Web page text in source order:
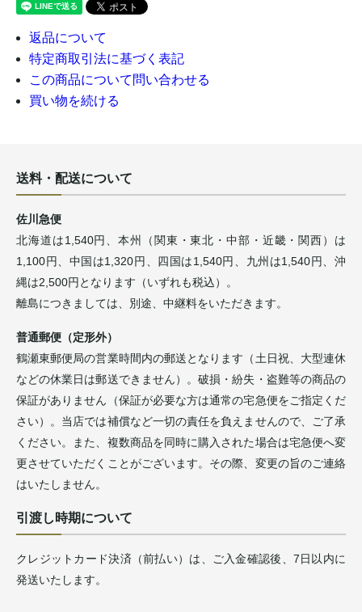
返品について
特定商取引法に基づく表記
この商品について問い合わせる
買い物を続ける
送料・配送について
佐川急便
北海道は1,540円、本州（関東・東北・中部・近畿・関西）は
1,100円、中国は1,320円、四国は1,540円、九州は1,540円、沖
縄は2,500円となります（いずれも税込）。
離島につきましては、別途、中継料をいただきます。
普通郵便（定形外）
鶴瀬東郵便局の営業時間内の郵送となります（土日祝、大型連休
などの休業日は郵送できません）。破損・紛失・盗難等の商品の
保証がありません（保証が必要な方は通常の宅急便をご指定くだ
さい）。当店では補償など一切の責任を負えませんので、ご了承
ください。また、複数商品を同時に購入された場合は宅急便へ変
更させていただくことがございます。その際、変更の旨のご連絡
はいたしません。
引渡し時期について
クレジットカード決済（前払い）は、ご入金確認後、7日以内に
発送いたします。